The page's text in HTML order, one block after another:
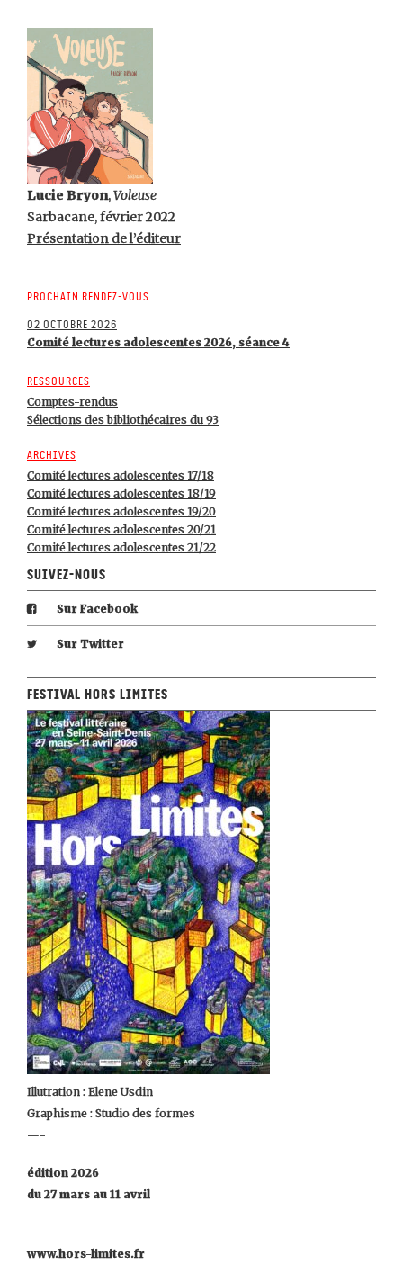
Lucie Bryon,Voleuse
Sarbacane, février 2022
Présentation de l’éditeur
Prochain rendez-vous
02 octobre 2026
Comité lectures adolescentes 2026, séance 4
Ressources
Comptes-rendus
Sélections des bibliothécaires du 93
Archives
Comité lectures adolescentes 17/18
Comité lectures adolescentes 18/19
Comité lectures adolescentes 19/20
Comité lectures adolescentes 20/21
Comité lectures adolescentes 21/22
Suivez-nous
Sur Facebook
Sur Twitter
Festival Hors Limites
Illutration : Elene Usdin
Graphisme : Studio des formes
—-
édition 2026
du 27 mars au 11 avril
—-
www.hors-limites.fr